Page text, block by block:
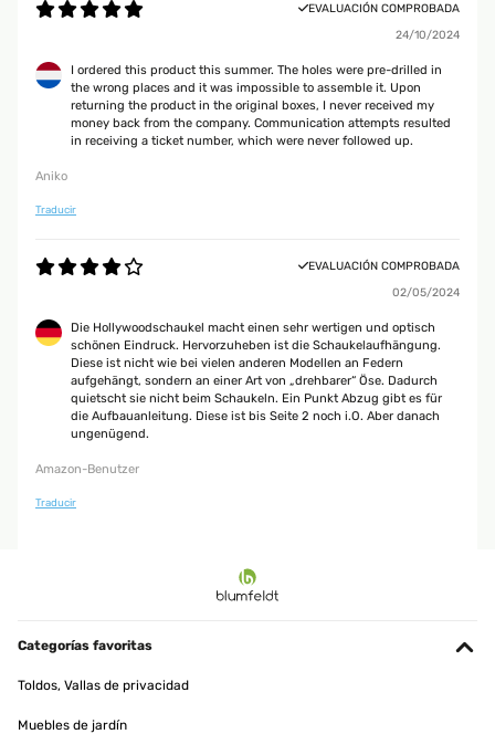
EVALUACIÓN COMPROBADA
24/10/2024
I ordered this product this summer. The holes were pre-drilled in
the wrong places and it was impossible to assemble it. Upon
returning the product in the original boxes, I never received my
money back from the company. Communication attempts resulted
in receiving a ticket number, which were never followed up.
Aniko
Traducir
EVALUACIÓN COMPROBADA
02/05/2024
Die Hollywoodschaukel macht einen sehr wertigen und optisch
schönen Eindruck. Hervorzuheben ist die Schaukelaufhängung.
Diese ist nicht wie bei vielen anderen Modellen an Federn
aufgehängt, sondern an einer Art von „drehbarer“ Öse. Dadurch
quietscht sie nicht beim Schaukeln. Ein Punkt Abzug gibt es für
die Aufbauanleitung. Diese ist bis Seite 2 noch i.O. Aber danach
ungenügend.
Amazon-Benutzer
Traducir
Categorías favoritas
Toldos, Vallas de privacidad
Muebles de jardín